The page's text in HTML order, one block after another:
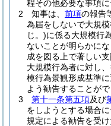
程その他必要な事項
2
知事は、 前項の報告
為届をしないで大規
じ。)に係る大規模行
ないことが明らかに
成を図る上で著しい
大規模行為者に対し
模行為景観形成基準
よう勧告することがで
3
第十一条第五項及び
をしようとする場合に
規定による勧告を受